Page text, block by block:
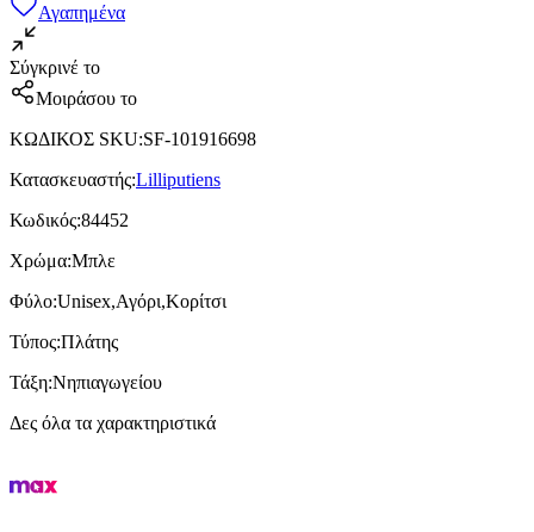
Αγαπημένα
Σύγκρινέ το
Μοιράσου το
ΚΩΔΙΚΟΣ SKU:SF-101916698
Κατασκευαστής:Lilliputiens
Κωδικός:84452
Χρώμα:Μπλε
Φύλο:Unisex,Αγόρι,Κορίτσι
Τύπος:Πλάτης
Τάξη:Νηπιαγωγείου
Δες όλα τα χαρακτηριστικά